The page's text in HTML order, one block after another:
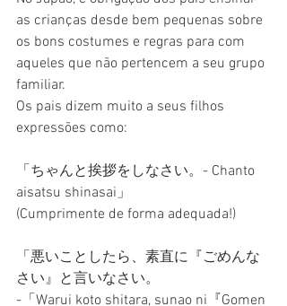
as crianças desde bem pequenas sobre
os bons costumes e regras para com
aqueles que não pertencem a seu grupo
familiar.
Os pais dizem muito a seus filhos
expressões como:
「ちゃんと挨拶をしなさい。- Chanto
aisatsu shinasai」
(Cumprimente de forma adequada!)
「悪いことしたら、素直に『ごめんな
さい』と言いなさい。
-「Warui koto shitara, sunao ni『Gomen